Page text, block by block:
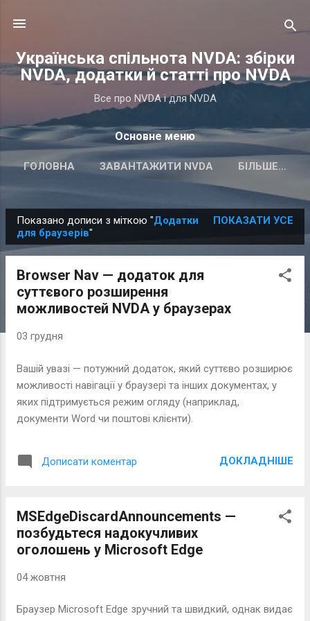
Українська спільнота NVDA: збірки
NVDA, додатки й статті про NVDA
Все про NVDA і для NVDA
Основне меню
ГОЛОВНА ЗАВАНТАЖИТИ NVDA БІЛЬШЕ…
у
Показано дописи з міткою "Додатки
для браузерів"
ПОКАЗАТИ УСЕ
Browser Nav — додаток для
суттєвого розширення
можливостей NVDA у браузерах
03 грудня
Вашій увазі — потужний додаток, який суттєво розширює
можливості навігації у браузері та інших документах, у
яких підтримується режим огляду (наприклад,
документи Word чи поштові клієнти).
Дописати коментар ДОКЛАДНІШЕ
MSEdgeDiscardAnnouncements —
позбудьтеся надокучливих
оголошень у Microsoft Edge
04 жовтня
Браузер Microsoft Edge зручний та швидкий, однак видає